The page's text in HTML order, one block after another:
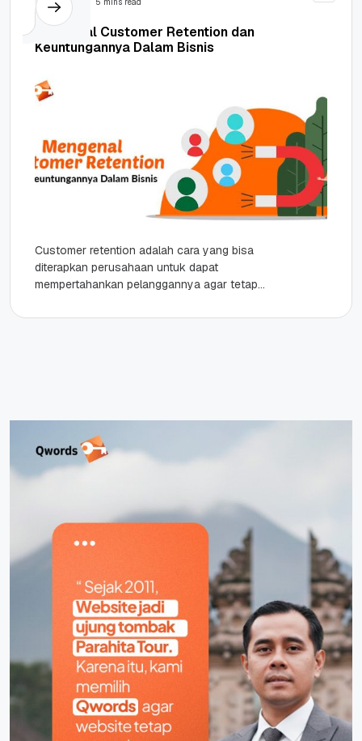
Mengenal Customer Retention dan
Keuntungannya Dalam Bisnis
Customer retention adalah cara yang bisa
diterapkan perusahaan untuk dapat
mempertahankan pelanggannya agar tetap
tertentu. customer retention untuk bisnis...